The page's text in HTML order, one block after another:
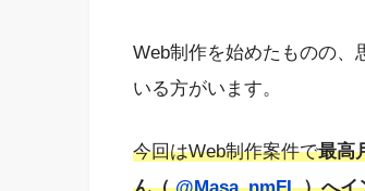
Web制作を始めたものの、
いる方がいます。
今回はWeb制作案件で最高